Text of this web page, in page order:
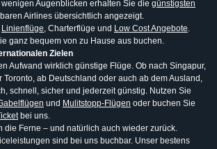
Augenblicken erhalten Sie die günstigsten
Airlines übersichtlich angezeigt.
Linienflüge, Charterflüge und Low Cost Angebote.
ganz bequem von zu Hause aus buchen.
Zielen
Aufwand wirklich günstige Flüge. Ob nach Singapur,
Toronto, ab Deutschland oder auch ab dem Ausland,
schnell, sicher und jederzeit günstig. Nutzen Sie
und Mulitstopp-Flügen oder buchen Sie
bei uns.
die Ferne – und natürlich auch wieder zurück.
sind bei uns buchbar. Unser bestens